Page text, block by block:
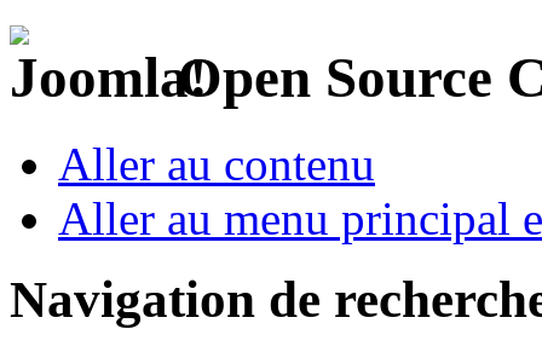
Open Source
Aller au contenu
Aller au menu principal
Navigation de